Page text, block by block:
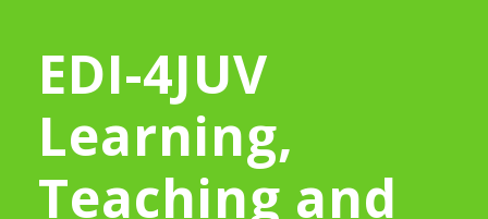
EDI-4JUV
Learning,
Teaching and